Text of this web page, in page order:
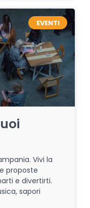
EVENTI
Vivi la
proposte
e divertirti.
sapori